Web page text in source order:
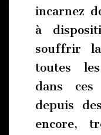
incarnez
à
souffrir la
toutes
dans ces
depuis
encore,